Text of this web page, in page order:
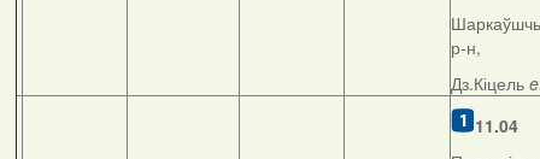
р-н,
Дз.Кіцель
11.04